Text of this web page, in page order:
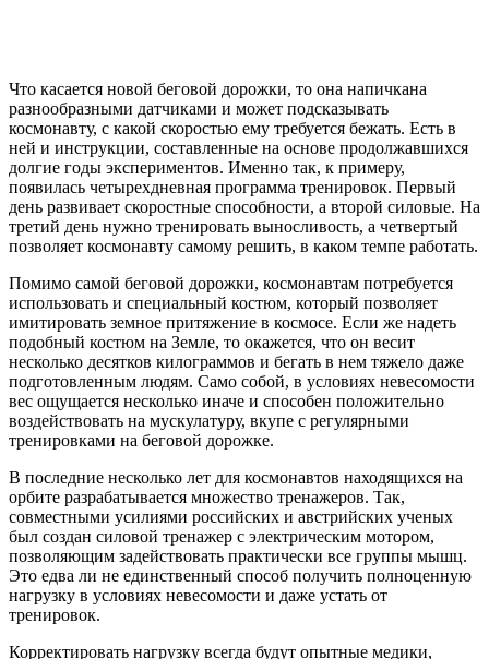
Что касается новой беговой дорожки, то она напичкана
разнообразными датчиками и может подсказывать
космонавту, с какой скоростью ему требуется бежать. Есть в
ней и инструкции, составленные на основе продолжавшихся
долгие годы экспериментов. Именно так, к примеру,
появилась четырехдневная программа тренировок. Первый
день развивает скоростные способности, а второй силовые. На
третий день нужно тренировать выносливость, а четвертый
позволяет космонавту самому решить, в каком темпе работать.
Помимо самой беговой дорожки, космонавтам потребуется
использовать и специальный костюм, который позволяет
имитировать земное притяжение в космосе. Если же надеть
подобный костюм на Земле, то окажется, что он весит
несколько десятков килограммов и бегать в нем тяжело даже
подготовленным людям. Само собой, в условиях невесомости
вес ощущается несколько иначе и способен положительно
воздействовать на мускулатуру, вкупе с регулярными
тренировками на беговой дорожке.
В последние несколько лет для космонавтов находящихся на
орбите разрабатывается множество тренажеров. Так,
совместными усилиями российских и австрийских ученых
был создан силовой тренажер с электрическим мотором,
позволяющим задействовать практически все группы мышц.
Это едва ли не единственный способ получить полноценную
нагрузку в условиях невесомости и даже устать от
тренировок.
Корректировать нагрузку всегда будут опытные медики,